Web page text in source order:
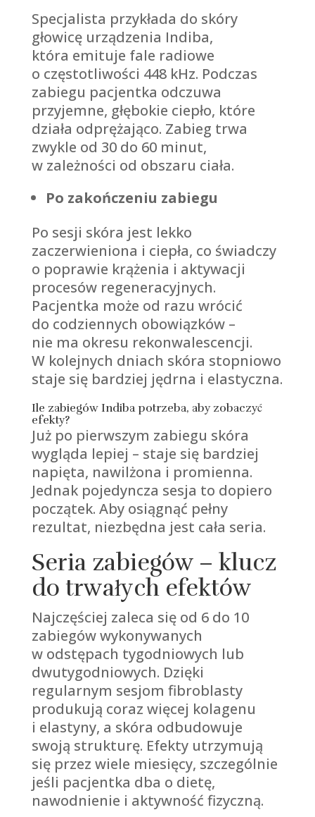
Specjalista przykłada do skóry
głowicę urządzenia Indiba,
która emituje fale radiowe
o częstotliwości 448 kHz. Podczas
zabiegu pacjentka odczuwa
przyjemne, głębokie ciepło, które
działa odprężająco. Zabieg trwa
zwykle od 30 do 60 minut,
w zależności od obszaru ciała.
Po zakończeniu zabiegu
Po sesji skóra jest lekko
zaczerwieniona i ciepła, co świadczy
o poprawie krążenia i aktywacji
procesów regeneracyjnych.
Pacjentka może od razu wrócić
do codziennych obowiązków –
nie ma okresu rekonwalescencji.
W kolejnych dniach skóra stopniowo
staje się bardziej jędrna i elastyczna.
Ile zabiegów Indiba potrzeba, aby zobaczyć
efekty?
Już po pierwszym zabiegu skóra
wygląda lepiej – staje się bardziej
napięta, nawilżona i promienna.
Jednak pojedyncza sesja to dopiero
początek. Aby osiągnąć pełny
rezultat, niezbędna jest cała seria.
Seria zabiegów – klucz
do trwałych efektów
Najczęściej zaleca się od 6 do 10
zabiegów wykonywanych
w odstępach tygodniowych lub
dwutygodniowych. Dzięki
regularnym sesjom fibroblasty
produkują coraz więcej kolagenu
i elastyny, a skóra odbudowuje
swoją strukturę. Efekty utrzymują
się przez wiele miesięcy, szczególnie
jeśli pacjentka dba o dietę,
nawodnienie i aktywność fizyczną.